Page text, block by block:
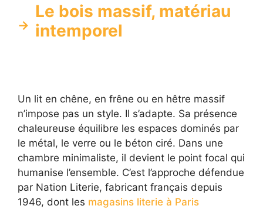
Le bois massif, matériau
intemporel
Un lit en chêne, en frêne ou en hêtre massif
n’impose pas un style. Il s’adapte. Sa présence
chaleureuse équilibre les espaces dominés par
le métal, le verre ou le béton ciré. Dans une
chambre minimaliste, il devient le point focal qui
humanise l’ensemble. C’est l’approche défendue
par Nation Literie, fabricant français depuis
1946, dont les magasins literie à Paris